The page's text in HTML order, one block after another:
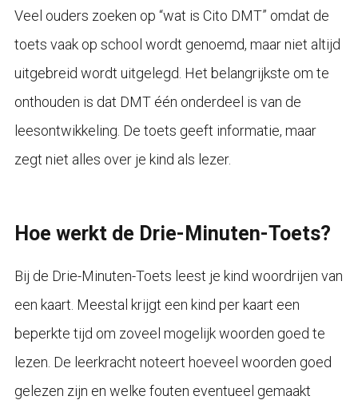
Veel ouders zoeken op “wat is Cito DMT” omdat de
toets vaak op school wordt genoemd, maar niet altijd
uitgebreid wordt uitgelegd. Het belangrijkste om te
onthouden is dat DMT één onderdeel is van de
leesontwikkeling. De toets geeft informatie, maar
zegt niet alles over je kind als lezer.
Hoe werkt de Drie-Minuten-Toets?
Bij de Drie-Minuten-Toets leest je kind woordrijen van
een kaart. Meestal krijgt een kind per kaart een
beperkte tijd om zoveel mogelijk woorden goed te
lezen. De leerkracht noteert hoeveel woorden goed
gelezen zijn en welke fouten eventueel gemaakt